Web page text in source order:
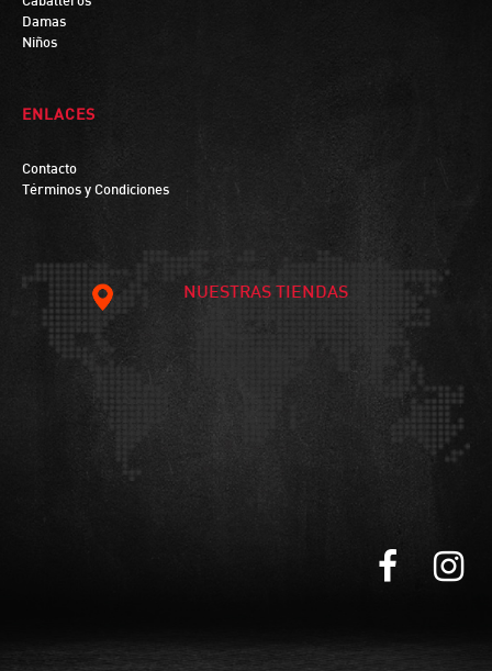
Damas
Niños
ENLACES
Contacto
Términos y Condiciones
NUESTRAS TIENDAS